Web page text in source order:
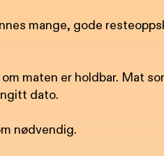
mange, gode
maten er holdbar. Mat
dato.
nødvendig.